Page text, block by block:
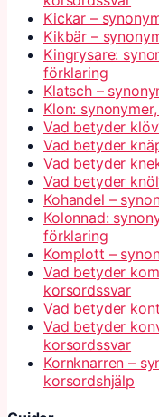
Kickar –
Kikbär –
Kingrysare:
förklaring
Klatsch –
Klon:
Vad betyder
Vad betyder
Vad betyder
Vad betyder
Kohandel –
Kolonnad:
förklaring
Komplott –
Vad betyder
korsordssvar
Vad betyder
Vad betyder
korsordssvar
Kornknarren –
korsordshjälp